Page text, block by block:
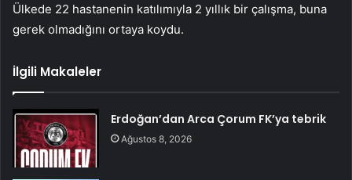
Ülkede 22 hastanenin katılımıyla 2 yıllık bir çalışma, buna
gerek olmadığını ortaya koydu.
İlgili Makaleler
Erdoğan’dan Arca Çorum FK’ya tebrik
Ağustos 8, 2026